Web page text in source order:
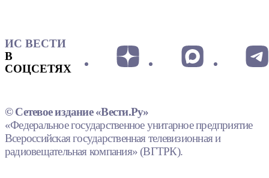
ИС ВЕСТИ
В
СОЦСЕТЯХ
© Сетевое издание «Вести.Ру»
«Федеральное государственное унитарное предприятие
Всероссийская государственная телевизионная и
радиовещательная компания» (ВГТРК).